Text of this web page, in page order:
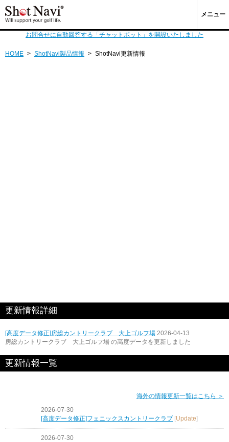
メニュー
お問合せに自動回答する「チャットボット」を開設いたしました
HOME > ShotNavi製品情報 > ShotNavi更新情報
更新情報詳細
[高度データ修正]房総カントリークラブ 大上ゴルフ場 2026-04-13
房総カントリークラブ 大上ゴルフ場 の高度データを更新しました
更新情報一覧
海外の情報更新一覧はこちら ＞
2026-07-30
[高度データ修正]フェニックスカントリークラブ
Update
2026-07-30